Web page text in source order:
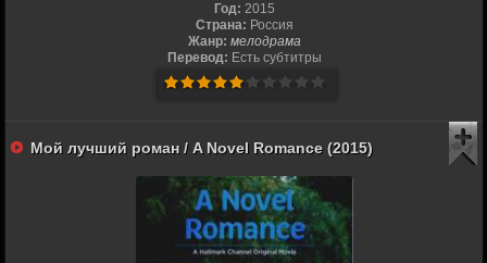
Год: 2015
Страна: Россия
Жанр: мелодрама
Перевод: Есть субтитры
Мой лучший роман / A Novel Romance (2015)